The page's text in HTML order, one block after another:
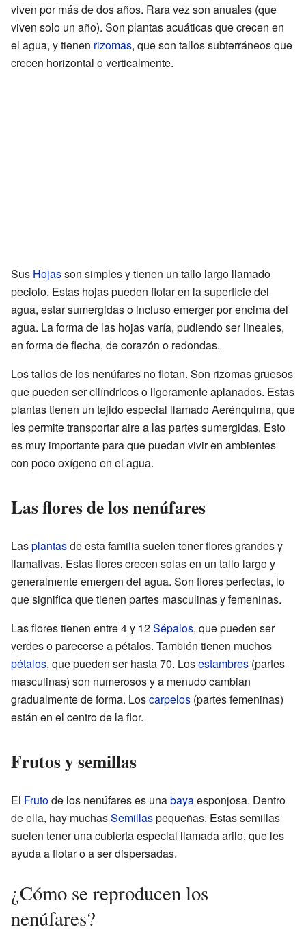
viven por más de dos años. Rara vez son anuales (que
viven solo un año). Son plantas acuáticas que crecen en
el agua, y tienen rizomas, que son tallos subterráneos que
crecen horizontal o verticalmente.
Sus Hojasson simples y tienen un tallo largo llamado
peciolo. Estas hojas pueden flotar en la superficie del
agua, estar sumergidas o incluso emerger por encima del
agua. La forma de las hojas varía, pudiendo ser lineales,
en forma de flecha, de corazón o redondas.
Los tallos de los nenúfares no flotan. Son rizomas gruesos
que pueden ser cilíndricos o ligeramente aplanados. Estas
plantas tienen un tejido especial llamado Aerénquima, que
les permite transportar aire a las partes sumergidas. Esto
es muy importante para que puedan vivir en ambientes
con poco oxígeno en el agua.
Las flores de los nenúfares
Lasplantasde esta familia suelen tener flores grandes y
llamativas. Estas flores crecen solas en un tallo largo y
generalmente emergen del agua. Son flores perfectas, lo
que significa que tienen partes masculinas y femeninas.
Las flores tienen entre 4 y 12Sépalos, que pueden ser
verdes o parecerse a pétalos. También tienen muchos
pétalos, que pueden ser hasta 70. Losestambres (partes
masculinas) son numerosos y a menudo cambian
gradualmente de forma. Loscarpelos (partes femeninas)
están en el centro de la flor.
Frutos y semillas
El Frutode los nenúfares es unabayaesponjosa. Dentro
de ella, hay muchasSemillaspequeñas. Estas semillas
suelen tener una cubierta especial llamada arilo, que les
ayuda a flotar o a ser dispersadas.
¿Cómo se reproducen los
nenúfares?